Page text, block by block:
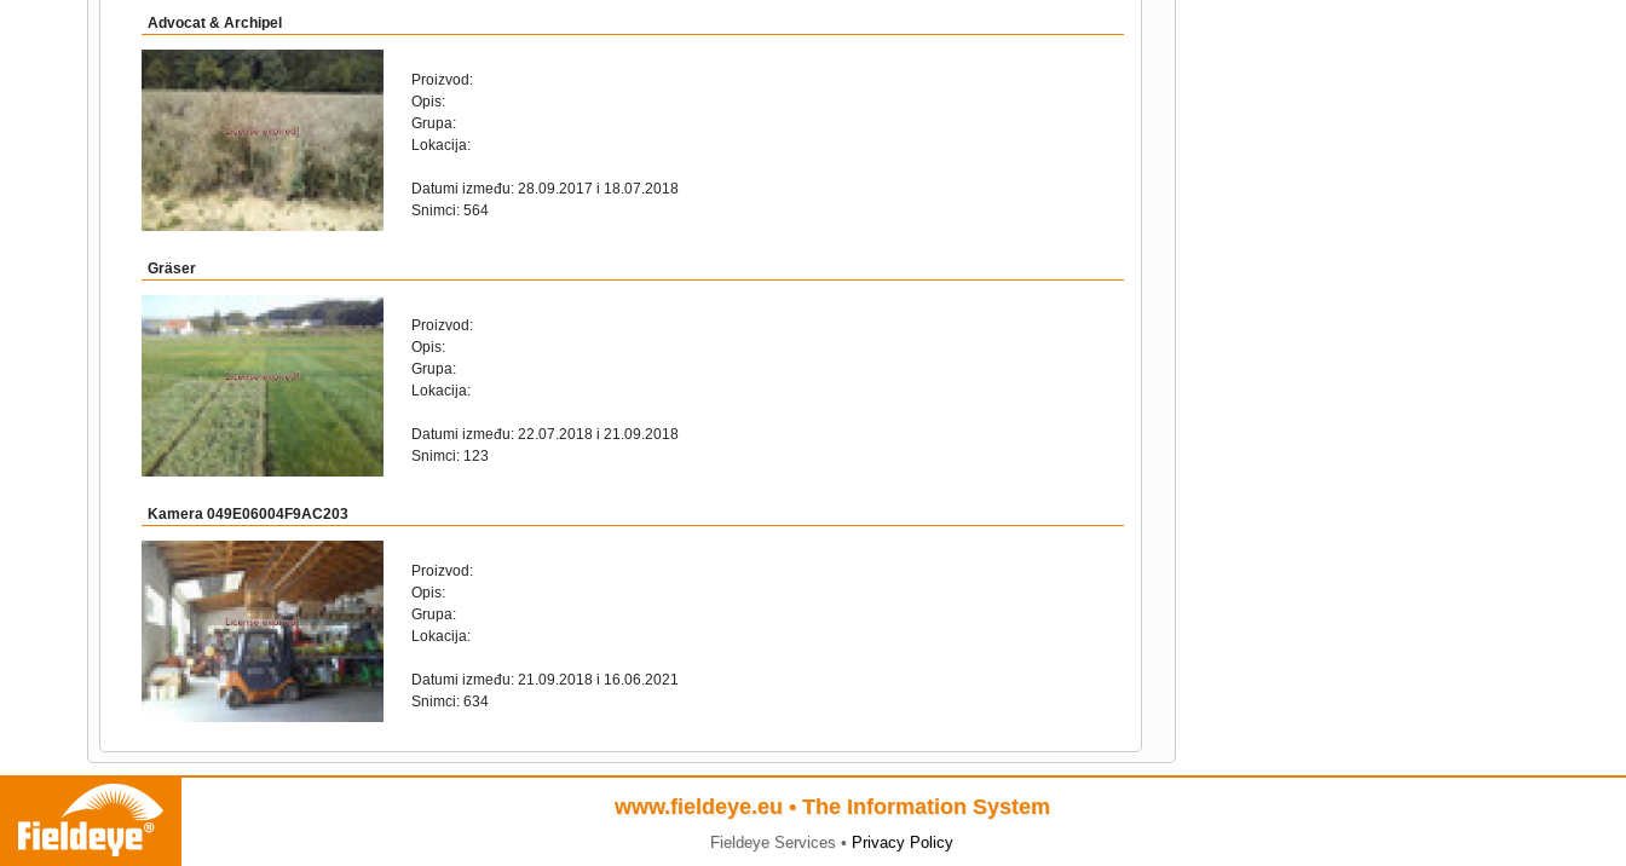
Advocat & Archipel
Proizvod:
Opis:
Grupa:
Lokacija:
Datumi između: 28.09.2017 i 18.07.2018
Snimci: 564
Gräser
Proizvod:
Opis:
Grupa:
Lokacija:
Datumi između: 22.07.2018 i 21.09.2018
Snimci: 123
Kamera 049E06004F9AC203
Proizvod:
Opis:
Grupa:
Lokacija:
Datumi između: 21.09.2018 i 16.06.2021
Snimci: 634
www.fieldeye.eu • The Information System
Fieldeye Services • Privacy Policy